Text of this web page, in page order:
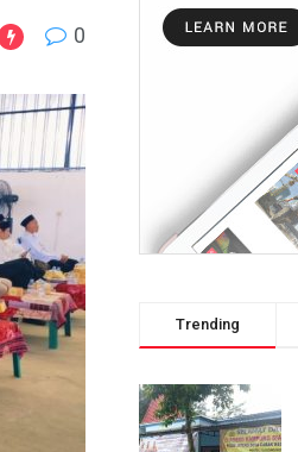
0
Trending